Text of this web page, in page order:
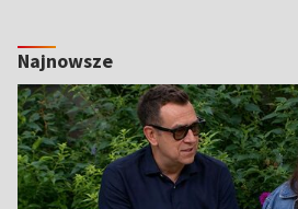
Najnowsze